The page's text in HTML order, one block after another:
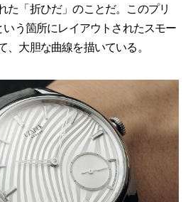
た「折ひだ」のことだ。このプリ
う箇所にレイアウトされたスモー
、大胆な曲線を描いている。